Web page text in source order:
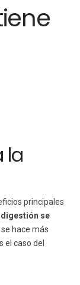
la
principales
digestión se
hace más
el caso del